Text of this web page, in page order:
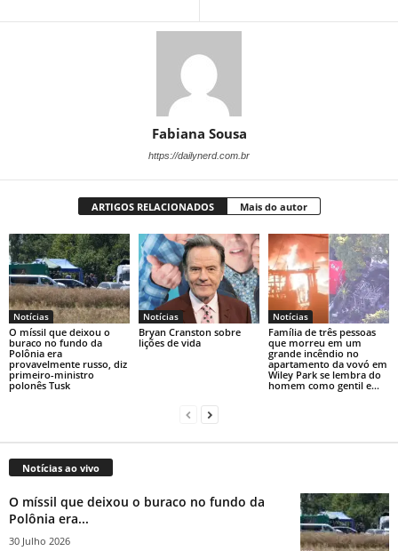
Fabiana Sousa
https://dailynerd.com.br
ARTIGOS RELACIONADOS Mais do autor
Notícias
O míssil que deixou o
buraco no fundo da
Polônia era
provavelmente russo, diz
primeiro-ministro
polonês Tusk
Notícias
Bryan Cranston sobre
lições de vida
Notícias
Família de três pessoas
que morreu em um
grande incêndio no
apartamento da vovó em
Wiley Park se lembra do
homem como gentil e...
Notícias ao vivo
O míssil que deixou o buraco no fundo da
Polônia era...
30 Julho 2026